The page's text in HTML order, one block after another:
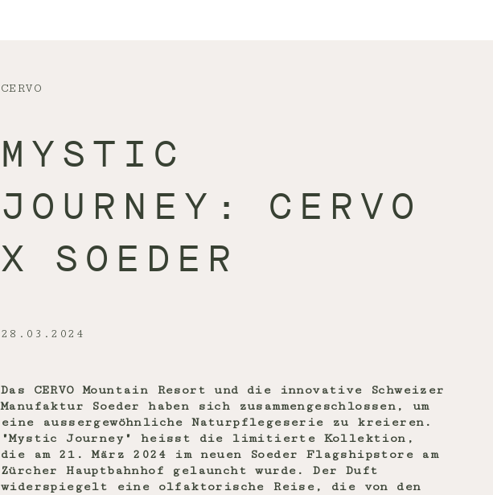
CERVO
MYSTIC
JOURNEY: CERVO
X SOEDER
28.03.2024
Das CERVO Mountain Resort und die innovative Schweizer
Manufaktur Soeder haben sich zusammengeschlossen, um
eine aussergewöhnliche Naturpflegeserie zu kreieren.
"Mystic Journey" heisst die limitierte Kollektion,
die am 21. März 2024 im neuen Soeder Flagshipstore am
Zürcher Hauptbahnhof gelauncht wurde. Der Duft
widerspiegelt eine olfaktorische Reise, die von den